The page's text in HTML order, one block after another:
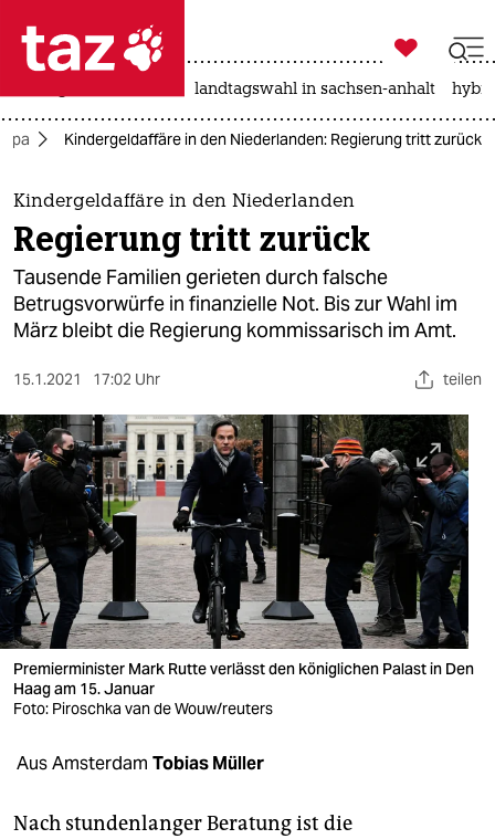
 taz zahl ich
taz zahl ich
themen
politik
öko
sport
berlin
nord
wahrheit
verlag
verlag
shop
fragen & hilfe

taz zahl ich
landtagswahl in sachsen-anhalt
Kindergeldaffäre in den Niederlanden: Regierung tritt zurück
Kindergeldaffäre in den Niederlanden
Regierung tritt zurück
Tausende Familien gerieten durch falsche
Betrugsvorwürfe in finanzielle Not. Bis zur Wahl im
März bleibt die Regierung kommissarisch im Amt.
15.1.2021 17:02 Uhr teilen
Premierminister Mark Rutte verlässt den königlichen Palast in Den
Haag am 15. Januar
Foto: Piroschka van de Wouw/reuters
Aus Amsterdam Tobias Müller
Nach stundenlanger Beratung ist die